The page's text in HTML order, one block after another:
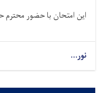
این امتحان با حضور محترم
نور...